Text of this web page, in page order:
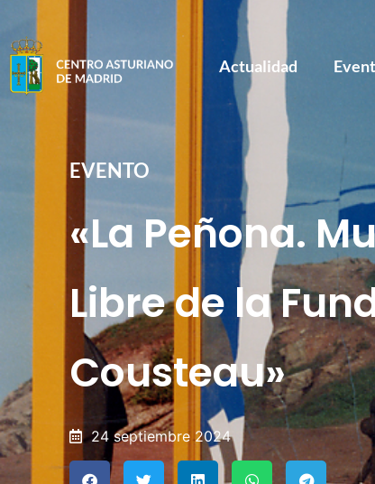
Actualidad
EVENTO
«La Peñona.
Libre de la
Cousteau»
24 septiembre 2024